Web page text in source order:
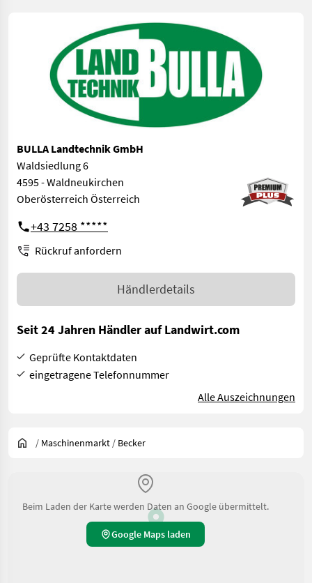
BULLA Landtechnik GmbH
Waldsiedlung 6
4595 - Waldneukirchen
Oberösterreich Österreich
+43 7258 *****
Rückruf anfordern
Händlerdetails
Seit 24 Jahren Händler auf Landwirt.com
Geprüfte Kontaktdaten
eingetragene Telefonnummer
Alle Auszeichnungen
/ Maschinenmarkt / Becker
Beim Laden der Karte werden Daten an Google übermittelt.
Google Maps laden